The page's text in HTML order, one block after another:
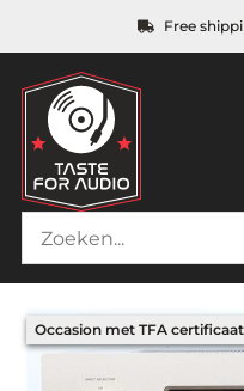
Free
Occasion met TFA certificaat